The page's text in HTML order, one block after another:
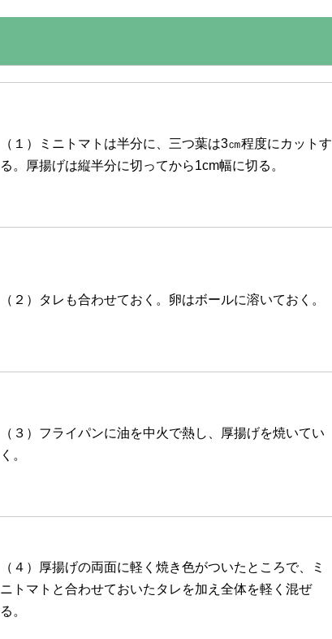
（１）ミニトマトは半分に、三つ葉は3㎝程度にカットす
る。厚揚げは縦半分に切ってから1cm幅に切る。
（２）タレも合わせておく。卵はボールに溶いておく。
（３）フライパンに油を中火で熱し、厚揚げを焼いてい
く。
（４）厚揚げの両面に軽く焼き色がついたところで、ミ
ニトマトと合わせておいたタレを加え全体を軽く混ぜ
る。